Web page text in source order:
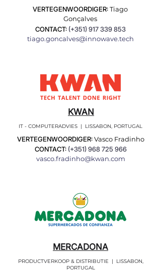
VERTEGENWOORDIGER:Tiago
Gonçalves
CONTACT: (+351)917 339 853
tiago.goncalves@innowave.tech
KWAN
IT - COMPUTERADVIES | LISSABON, PORTUGAL
VERTEGENWOORDIGER:Vasco Fradinho
CONTACT: (+351)968 725 966
vasco.fradinho@kwan.com
MERCADONA
PRODUCTVERKOOP & DISTRIBUTIE | LISSABON,
PORTUGAL